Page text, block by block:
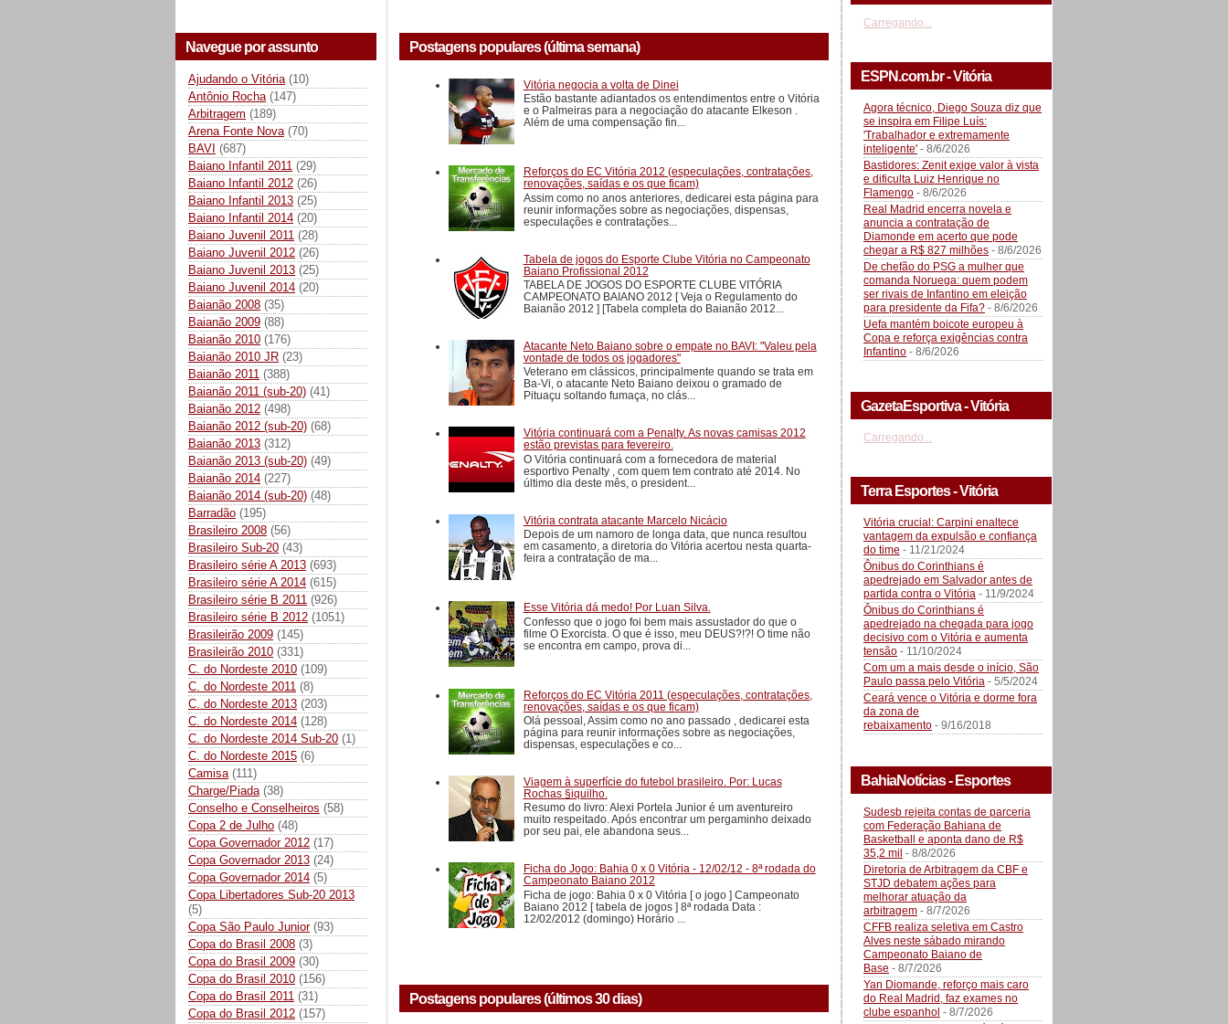
Navegue por assunto
Ajudando o Vitória (10)
Antônio Rocha (147)
Arbitragem (189)
Arena Fonte Nova (70)
BAVI (687)
Baiano Infantil 2011 (29)
Baiano Infantil 2012 (26)
Baiano Infantil 2013 (25)
Baiano Infantil 2014 (20)
Baiano Juvenil 2011 (28)
Baiano Juvenil 2012 (26)
Baiano Juvenil 2013 (25)
Baiano Juvenil 2014 (20)
Baianão 2008 (35)
Baianão 2009 (88)
Baianão 2010 (176)
Baianão 2010 JR (23)
Baianão 2011 (388)
Baianão 2011 (sub-20) (41)
Baianão 2012 (498)
Baianão 2012 (sub-20) (68)
Baianão 2013 (312)
Baianão 2013 (sub-20) (49)
Baianão 2014 (227)
Baianão 2014 (sub-20) (48)
Barradão (195)
Brasileiro 2008 (56)
Brasileiro Sub-20 (43)
Brasileiro série A 2013 (693)
Brasileiro série A 2014 (615)
Brasileiro série B 2011 (926)
Brasileiro série B 2012 (1051)
Brasileirão 2009 (145)
Brasileirão 2010 (331)
C. do Nordeste 2010 (109)
C. do Nordeste 2011 (8)
C. do Nordeste 2013 (203)
C. do Nordeste 2014 (128)
C. do Nordeste 2014 Sub-20 (1)
C. do Nordeste 2015 (6)
Camisa (111)
Charge/Piada (38)
Conselho e Conselheiros (58)
Copa 2 de Julho (48)
Copa Governador 2012 (17)
Copa Governador 2013 (24)
Copa Governador 2014 (5)
Copa Libertadores Sub-20 2013
(5)
Copa São Paulo Junior (93)
Copa do Brasil 2008 (3)
Copa do Brasil 2009 (30)
Copa do Brasil 2010 (156)
Copa do Brasil 2011 (31)
Copa do Brasil 2012 (157)
Postagens populares (última semana)
Vitória negocia a volta de Dinei
Estão bastante adiantados os entendimentos entre o Vitória
e o Palmeiras para a negociação do atacante Elkeson .
Além de uma compensação fin...
Reforços do EC Vitória 2012 (especulações, contratações,
renovações, saídas e os que ficam)
Assim como no anos anteriores, dedicarei esta página para
reunir informações sobre as negociações, dispensas,
especulações e contratações...
Tabela de jogos do Esporte Clube Vitória no Campeonato
Baiano Profissional 2012
TABELA DE JOGOS DO ESPORTE CLUBE VITÓRIA
CAMPEONATO BAIANO 2012 [ Veja o Regulamento do
Baianão 2012 ] [Tabela completa do Baianão 2012...
Atacante Neto Baiano sobre o empate no BAVI: "Valeu pela
vontade de todos os jogadores"
Veterano em clássicos, principalmente quando se trata em
Ba-Vi, o atacante Neto Baiano deixou o gramado de
Pituaçu soltando fumaça, no clás...
Vitória continuará com a Penalty. As novas camisas 2012
estão previstas para fevereiro.
O Vitória continuará com a fornecedora de material
esportivo Penalty , com quem tem contrato até 2014. No
último dia deste mês, o president...
Vitória contrata atacante Marcelo Nicácio
Depois de um namoro de longa data, que nunca resultou
em casamento, a diretoria do Vitória acertou nesta quarta-
feira a contratação de ma...
Esse Vitória dá medo! Por Luan Silva.
Confesso que o jogo foi bem mais assustador do que o
filme O Exorcista. O que é isso, meu DEUS?!?! O time não
se encontra em campo, prova di...
Reforços do EC Vitória 2011 (especulações, contratações,
renovações, saídas e os que ficam)
Olá pessoal, Assim como no ano passado , dedicarei esta
página para reunir informações sobre as negociações,
dispensas, especulações e co...
Viagem à superfície do futebol brasileiro. Por: Lucas
Rochas §iquilho.
Resumo do livro: Alexi Portela Junior é um aventureiro
muito respeitado. Após encontrar um pergaminho deixado
por seu pai, ele abandona seus...
Ficha do Jogo: Bahia 0 x 0 Vitória - 12/02/12 - 8ª rodada do
Campeonato Baiano 2012
Ficha de jogo: Bahia 0 x 0 Vitória [ o jogo ] Campeonato
Baiano 2012 [ tabela de jogos ] 8ª rodada Data :
12/02/2012 (domingo) Horário ...
Postagens populares (últimos 30 dias)
Carregando...
ESPN.com.br - Vitória
Agora técnico, Diego Souza diz que
se inspira em Filipe Luís:
'Trabalhador e extremamente
inteligente' - 8/6/2026
Bastidores: Zenit exige valor à vista
e dificulta Luiz Henrique no
Flamengo - 8/6/2026
Real Madrid encerra novela e
anuncia a contratação de
Diamonde em acerto que pode
chegar a R$ 827 milhões - 8/6/2026
De chefão do PSG a mulher que
comanda Noruega: quem podem
ser rivais de Infantino em eleição
para presidente da Fifa? - 8/6/2026
Uefa mantém boicote europeu à
Copa e reforça exigências contra
Infantino - 8/6/2026
GazetaEsportiva - Vitória
Carregando...
Terra Esportes - Vitória
Vitória crucial: Carpini enaltece
vantagem da expulsão e confiança
do time - 11/21/2024
Ônibus do Corinthians é
apedrejado em Salvador antes de
partida contra o Vitória - 11/9/2024
Ônibus do Corinthians é
apedrejado na chegada para jogo
decisivo com o Vitória e aumenta
tensão - 11/10/2024
Com um a mais desde o início, São
Paulo passa pelo Vitória - 5/5/2024
Ceará vence o Vitória e dorme fora
da zona de
rebaixamento - 9/16/2018
BahiaNotícias - Esportes
Sudesb rejeita contas de parceria
com Federação Bahiana de
Basketball e aponta dano de R$
35,2 mil - 8/8/2026
Diretoria de Arbitragem da CBF e
STJD debatem ações para
melhorar atuação da
arbitragem - 8/7/2026
CFFB realiza seletiva em Castro
Alves neste sábado mirando
Campeonato Baiano de
Base - 8/7/2026
Yan Diomande, reforço mais caro
do Real Madrid, faz exames no
clube espanhol - 8/7/2026